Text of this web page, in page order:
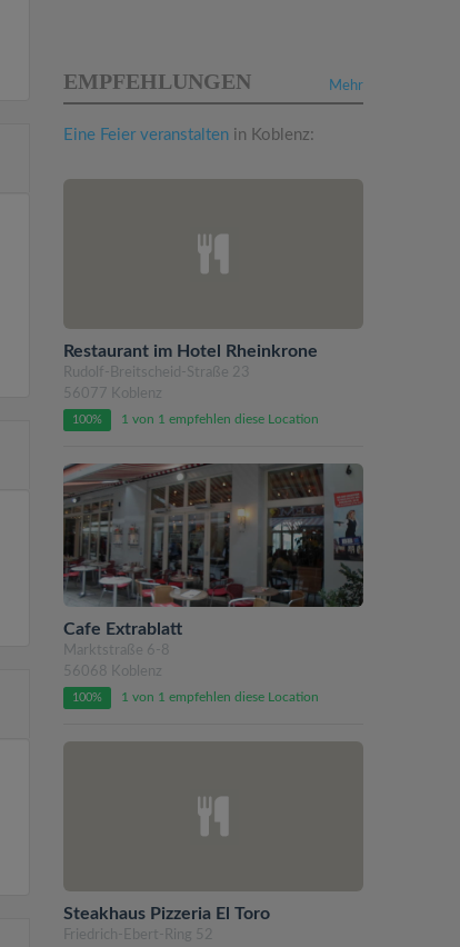
Mehr
EMPFEHLUNGEN
Eine Feier veranstalten in Koblenz:
Restaurant im Hotel Rheinkrone
Rudolf-Breitscheid-Straße 23
56077 Koblenz
100% 1 von 1 empfehlen diese Location
Cafe Extrablatt
Marktstraße 6-8
56068 Koblenz
100% 1 von 1 empfehlen diese Location
Steakhaus Pizzeria El Toro
Friedrich-Ebert-Ring 52